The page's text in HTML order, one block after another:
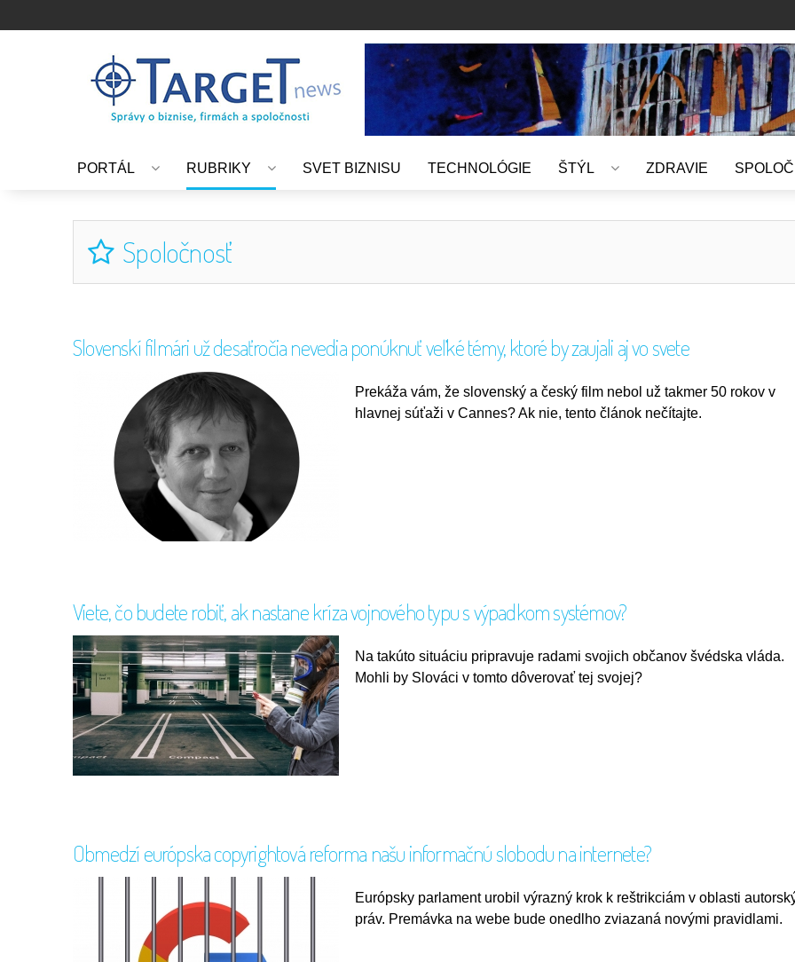
PORTÁL RUBRIKY SVET BIZNISU TECHNOLÓGIE ŠTÝL ZDRAVIE
Spoločnosť
Slovenskí filmári už desaťročia nevedia ponúknuť veľké témy, ktoré by zaujali aj vo svete
Prekáža vám, že slovenský a český film nebol už takmer 50 rokov v
hlavnej súťaži v Cannes? Ak nie, tento článok nečítajte.
Viete, čo budete robiť, ak nastane kríza vojnového typu s výpadkom systémov?
Na takúto situáciu pripravuje radami svojich občanov švédska vláda.
Mohli by Slováci v tomto dôverovať tej svojej?
Obmedzí európska copyrightová reforma našu informačnú slobodu na internete?
Európsky parlament urobil výrazný krok k reštrikciám v oblasti
práv. Premávka na webe bude onedlho zviazaná novými pravidlami.